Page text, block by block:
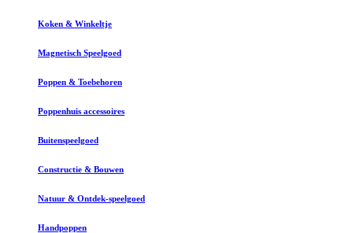
Koken & Winkeltje
Magnetisch Speelgoed
Poppen & Toebehoren
Poppenhuis accessoires
Buitenspeelgoed
Constructie & Bouwen
Natuur & Ontdek-speelgoed
Handpoppen